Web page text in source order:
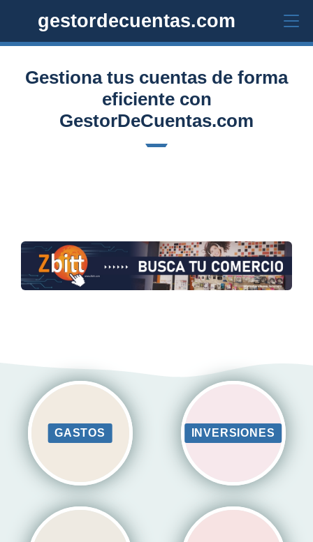
gestordecuentas.com
Gestiona tus cuentas de forma
eficiente con
GestorDeCuentas.com
GASTOS INVERSIONES